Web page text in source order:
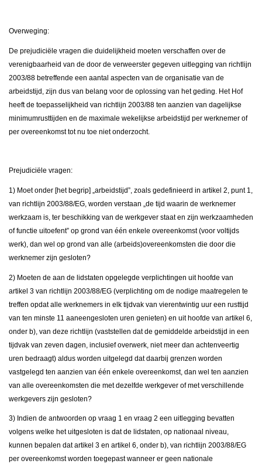
Overweging:
De prejudiciële vragen die duidelijkheid moeten verschaffen over de
verenigbaarheid van de door de verweerster gegeven uitlegging van richtlijn
2003/88 betreffende een aantal aspecten van de organisatie van de
arbeidstijd, zijn dus van belang voor de oplossing van het geding. Het Hof
heeft de toepasselijkheid van richtlijn 2003/88 ten aanzien van dagelijkse
minimumrusttijden en de maximale wekelijkse arbeidstijd per werknemer of
per overeenkomst tot nu toe niet onderzocht.
Prejudiciële vragen:
1) Moet onder [het begrip] „arbeidstijd”, zoals gedefinieerd in artikel 2, punt 1,
van richtlijn 2003/88/EG, worden verstaan „de tijd waarin de werknemer
werkzaam is, ter beschikking van de werkgever staat en zijn werkzaamheden
of functie uitoefent” op grond van één enkele overeenkomst (voor voltijds
werk), dan wel op grond van alle (arbeids)overeenkomsten die door die
werknemer zijn gesloten?
2) Moeten de aan de lidstaten opgelegde verplichtingen uit hoofde van
artikel 3 van richtlijn 2003/88/EG (verplichting om de nodige maatregelen te
treffen opdat alle werknemers in elk tijdvak van vierentwintig uur een rusttijd
van ten minste 11 aaneengesloten uren genieten) en uit hoofde van artikel 6,
onder b), van deze richtlijn (vaststellen dat de gemiddelde arbeidstijd in een
tijdvak van zeven dagen, inclusief overwerk, niet meer dan achtenveertig
uren bedraagt) aldus worden uitgelegd dat daarbij grenzen worden
vastgelegd ten aanzien van één enkele overeenkomst, dan wel ten aanzien
van alle overeenkomsten die met dezelfde werkgever of met verschillende
werkgevers zijn gesloten?
3) Indien de antwoorden op vraag 1 en vraag 2 een uitlegging bevatten
volgens welke het uitgesloten is dat de lidstaten, op nationaal niveau,
kunnen bepalen dat artikel 3 en artikel 6, onder b), van richtlijn 2003/88/EG
per overeenkomst worden toegepast wanneer er geen nationale